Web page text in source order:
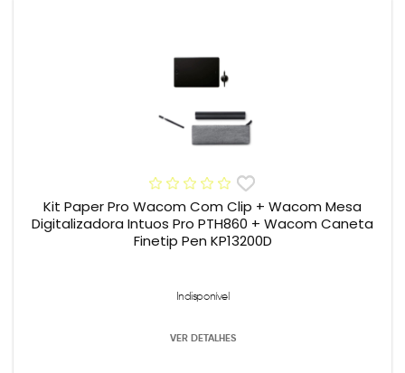
Kit Paper Pro Wacom Com Clip + Wacom Mesa
Digitalizadora Intuos Pro PTH860 + Wacom Caneta
Finetip Pen KP13200D
Indisponível
VER DETALHES